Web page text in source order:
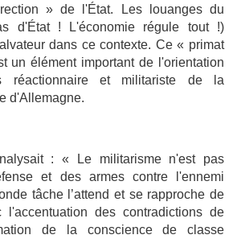
» de l'État. Les louanges du
d'État ! L'économie régule tout !)
dans ce contexte. Ce « primat
un élément important de l'orientation
et militariste de la
d'Allemagne.
: « Le militarisme n'est pas
et des armes contre l'ennemi
tâche l’attend et se rapproche de
des contradictions de
de la conscience de classe